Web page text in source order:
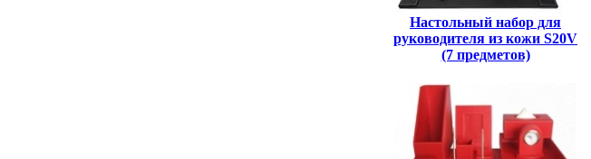
Настольный набор для
руководителя из кожи S20V
(7 предметов)